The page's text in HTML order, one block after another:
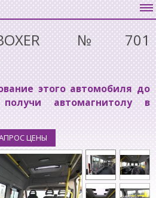
BOXER №701
этого автомобиля до
автомагнитолу в
ЦЕНЫ